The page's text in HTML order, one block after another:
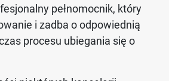
pełnomocnik, który
i zadba o odpowiednią
procesu ubiegania się o